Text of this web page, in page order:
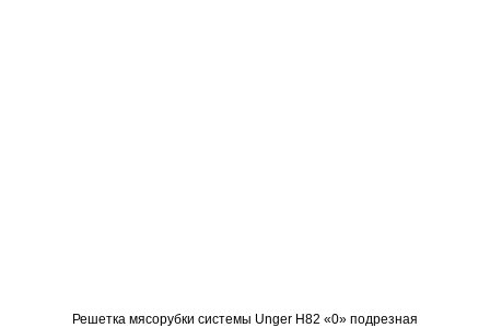
Решетка мясорубки системы Unger H82 «0» подрезная